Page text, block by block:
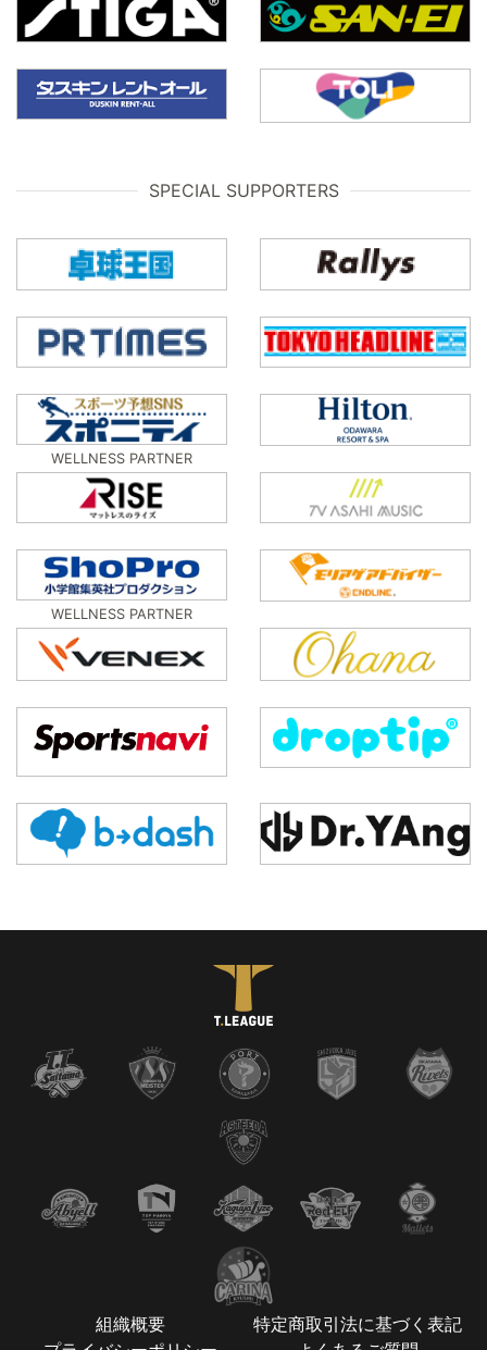
SPECIAL SUPPORTERS
WELLNESS PARTNER
WELLNESS PARTNER
組織概要
特定商取引法に基づく表記